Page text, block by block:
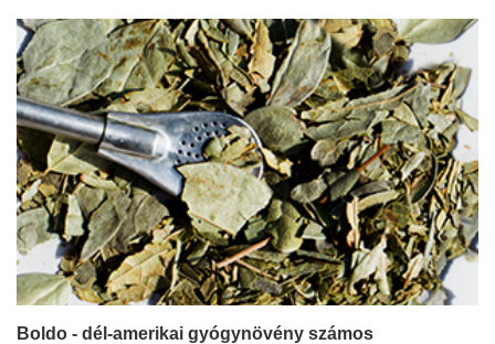
Boldo - dél-amerikai gyógynövény számos